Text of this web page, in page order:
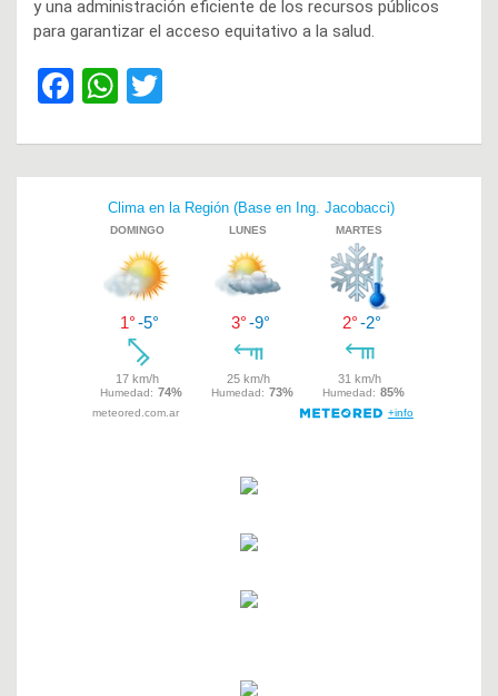
y una administración eficiente de los recursos públicos
para garantizar el acceso equitativo a la salud.
F
ce
W
at
s
A
p
p
tt
er
Navegación
entradas